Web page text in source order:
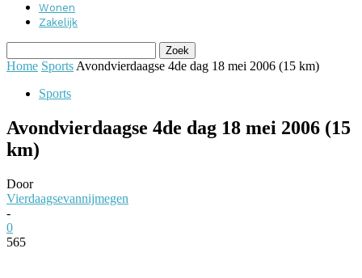
Wonen
Zakelijk
Home Sports Avondvierdaagse 4de dag 18 mei 2006 (15 km)
Sports
Avondvierdaagse 4de dag 18 mei 2006 (15
km)
Door
Vierdaagsevannijmegen
-
0
565